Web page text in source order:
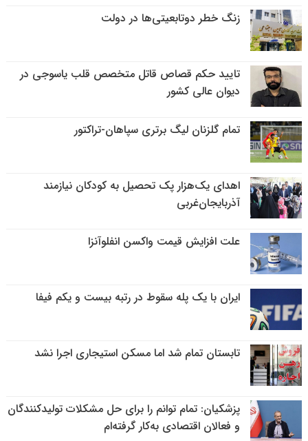
زنگ خطر دوتابعیتی‌ها در دولت
تایید حکم قصاص قاتل متخصص قلب یاسوجی در
دیوان عالی کشور
تمام گلزنان لیگ‌ برتری سپاهان-تراکتور
اهدای یک‌هزار پک تحصیل به کودکان نیازمند
آذربایجان‌غربی
علت افزایش قیمت واکسن انفلوآنزا
ایران با یک پله سقوط در رتبه بیست و یکم فیفا
تابستان تمام شد اما مسکن استیجاری اجرا نشد
پزشکیان: تمام توانم را برای حل مشکلات تولیدکنندگان
و فعالان اقتصادی به‌کار گرفته‌ام